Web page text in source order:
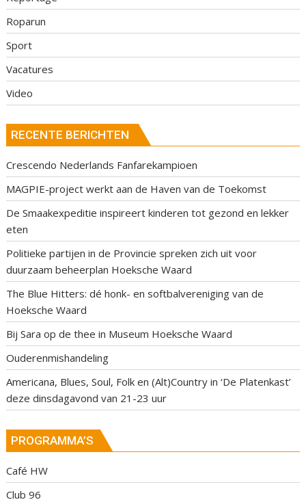
Roparun
Sport
Vacatures
Video
RECENTE BERICHTEN
Crescendo Nederlands Fanfarekampioen
MAGPIE-project werkt aan de Haven van de Toekomst
De Smaakexpeditie inspireert kinderen tot gezond en lekker
eten
Politieke partijen in de Provincie spreken zich uit voor
duurzaam beheerplan Hoeksche Waard
The Blue Hitters: dé honk- en softbalvereniging van de
Hoeksche Waard
Bij Sara op de thee in Museum Hoeksche Waard
Ouderenmishandeling
Americana, Blues, Soul, Folk en (Alt)Country in ‘De Platenkast’
deze dinsdagavond van 21-23 uur
PROGRAMMA’S
Café HW
Club 96